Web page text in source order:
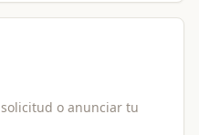
o anunciar tu